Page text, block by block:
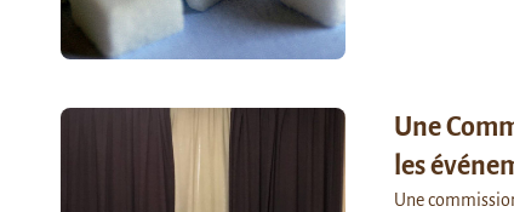
Une
les
Une